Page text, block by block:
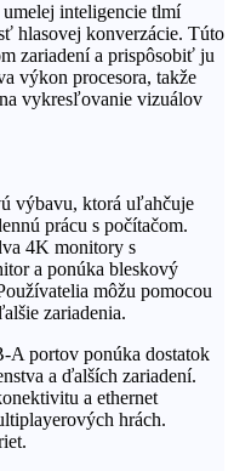
inteligencie tlmí
hlasovej konverzácie. Túto
zariadení a prispôsobiť ju
výkon procesora, takže
vykresľovanie vizuálov
výbavu, ktorá uľahčuje
prácu s počítačom.
4K monitory s
a ponúka bleskový
môžu pomocou
zariadenia.
A portov ponúka dostatok
a ďalších zariadení.
a ethernet
hrách.